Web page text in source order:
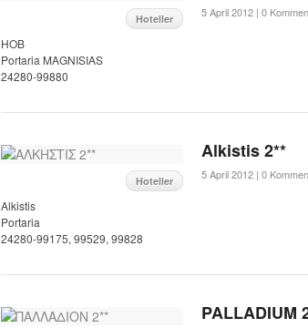
Hoteller 5 April 2012 | 0
HOB
Portaria MAGNISIAS
24280-99880
Hoteller
Alkistis 2**
5 April 2012 | 0
Alkistis
Portaria
24280-99175, 99529, 99828
PALLADIUM